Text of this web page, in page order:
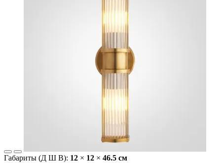
Габариты (Д Ш В): 12 × 12 × 46.5 cм